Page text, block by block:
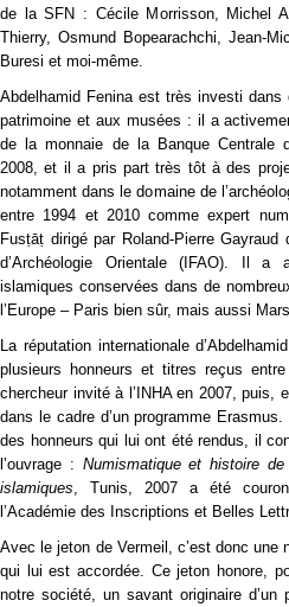
de la SFN : Cécile Morrisson, Michel
Thierry, Osmund Bopearachchi, Jean-
Buresi et moi-même.
Abdelhamid Fenina est très investi
patrimoine et aux musées : il a
de la monnaie de la Banque Centrale
2008, et il a pris part très tôt à des
notamment dans le domaine de
entre 1994 et 2010 comme expert
Fusṭāṭ dirigé par Roland-Pierre
d’Archéologie Orientale (IFAO). Il a
islamiques conservées dans de
l’Europe – Paris bien sûr, mais aussi
La réputation internationale
plusieurs honneurs et titres reçus
chercheur invité à l’INHA en 2007, puis,
dans le cadre d’un programme Erasmus.
des honneurs qui lui ont été rendus, il
l’ouvrage : Numismatique et histoire
islamiques , Tunis, 2007 a été
l’Académie des Inscriptions et Belles
Avec le jeton de Vermeil, c’est donc une
qui lui est accordée. Ce jeton honore,
notre société, un savant originaire